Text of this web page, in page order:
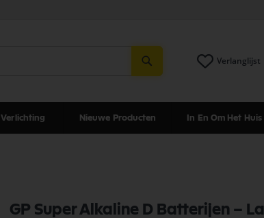
Verlanglijst
Verlichting Nieuwe Producten In En Om Het Huis
GP Super Alkaline D Batterijen –